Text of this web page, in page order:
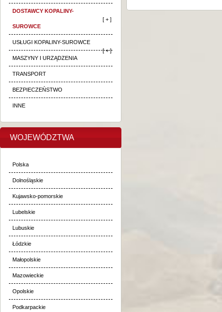
DOSTAWCY KOPALINY-
SUROWCE
[ + ]
USŁUGI KOPALINY-SUROWCE
[ + ]
MASZYNY I URZĄDZENIA
TRANSPORT
BEZPIECZEŃSTWO
INNE
WOJEWÓDZTWA
Polska
Dolnośląskie
Kujawsko-pomorskie
Lubelskie
Lubuskie
Łódzkie
Małopolskie
Mazowieckie
Opolskie
Podkarpackie